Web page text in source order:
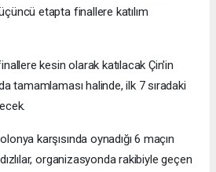
etapta finallere katılım
kesin olarak katılacak Çin'in
tamamlaması halinde, ilk 7 sıradaki
karşısında oynadığı 6 maçın
organizasyonda rakibiyle geçen